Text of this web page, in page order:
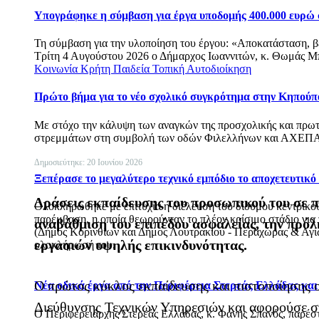
Υπογράφηκε η σύμβαση για έργα υποδομής 400.000
Τη σύμβαση για την υλοποίηση του έργου:
Τρίτη 4 Αυγούστου 2026 ο Δήμαρχος Ιωαννιτών, κ. Θωμάς
Κοινωνία Κρήτη Παιδεία Τοπική Αυτοδιοίκηση
Πρώτο βήμα για το νέο σχολικό συγκρότημα στην
Με στόχο την κάλυψη των αναγκών της προσχολικής και
στρεμμάτων στη συμβολή των οδών Φιλελλήνων και
Ξεπέρασε το μεγαλύτερο τεχνικό εμπόδιο το
Ολοκληρώθηκε με επιτυχία η διέλευση του δίδυμου
παρέμβαση, η οποία θεωρούνταν το πλέον κρίσιμο στάδιο
(Δήμος Κορινθίων και Δήμος Λουτρακίου - Περαχώρας &
ολοκλήρωσή του.
Νέα οδικά έργα από την Περιφέρεια Στερεάς Ελλάδας
Ο Περιφερειάρχης Στερεάς Ελλάδας, κ. Φάνης Σπανός,
Δημοσιεύτηκε: 20 Ιουνίου 2026
Δράσεις εκπαίδευσης του προσωπικού του σε
αναβάθμιση του επιπέδου ασφαλείας, την
εργασιών υψηλής επικινδυνότητας.
Ο πρώτος κύκλος εκπαίδευσης και
Διεύθυνσης Τεχνικών Υπηρεσιών και αφορούσε